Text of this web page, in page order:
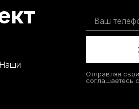
Отправляя
соглашаетесь